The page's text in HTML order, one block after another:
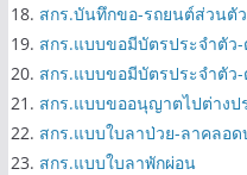
สกร.บันทึกขอ-รถยนต์ส่วนตัว
สกร.แบบขอมีบัตรประจำตัว
สกร.แบบขอมีบัตรประจำตัว
สกร.แบบขออนุญาตไปต่างป
สกร.แบบใบลาป่วย-ลาคลอ
สกร.แบบใบลาพักผ่อน